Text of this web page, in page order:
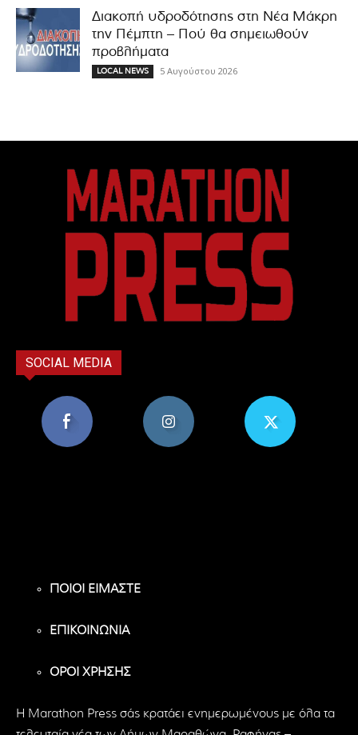
Διακοπή υδροδότησης στη Νέα Μάκρη
την Πέμπτη – Πού θα σημειωθούν
προβλήματα
LOCAL NEWS 5 Αυγούστου 2026
SOCIAL MEDIA
ΠΟΙΟΙ ΕΙΜΑΣΤΕ
ΕΠΙΚΟΙΝΩΝΙΑ
ΟΡΟΙ ΧΡΗΣΗΣ
H Marathon Press σάς κρατάει ενημερωμένους με όλα τα